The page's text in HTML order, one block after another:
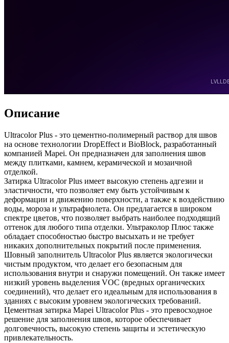
Описание
Ultracolor Plus - это цементно-полимерный раствор для швов
на основе технологии DropEffect и BioBlock, разработанный
компанией Mapei. Он предназначен для заполнения швов
между плитками, камнем, керамической и мозаичной
отделкой.
Затирка Ultracolor Plus имеет высокую степень адгезии и
эластичности, что позволяет ему быть устойчивым к
деформации и движению поверхности, а также к воздействию
воды, мороза и ультрафиолета. Он предлагается в широком
спектре цветов, что позволяет выбрать наиболее подходящий
оттенок для любого типа отделки. Ультраколор Плюс также
обладает способностью быстро высыхать и не требует
никаких дополнительных покрытий после применения.
Шовный заполнитель Ultracolor Plus является экологически
чистым продуктом, что делает его безопасным для
использования внутри и снаружи помещений. Он также имеет
низкий уровень выделения VOC (вредных органических
соединений), что делает его идеальным для использования в
зданиях с высоким уровнем экологических требований.
Цементная затирка Mapei Ultracolor Plus - это превосходное
решение для заполнения швов, которое обеспечивает
долговечность, высокую степень защиты и эстетическую
привлекательность.